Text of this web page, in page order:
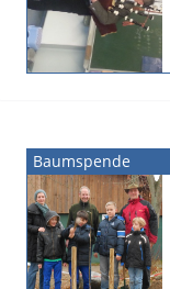
Baumspende